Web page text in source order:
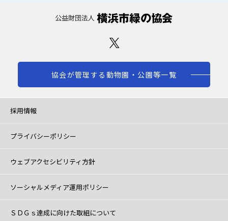
協会が管理する動物園・公園等一覧
採用情報
プライバシーポリシー
ウェブアクセシビリティ方針
ソーシャルメディア運用ポリシー
ＳＤＧｓ達成に向けた取組について